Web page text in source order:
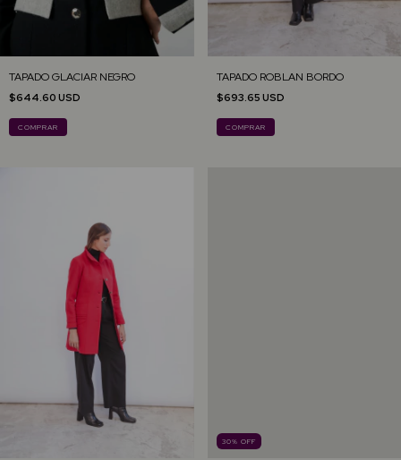
TAPADO GLACIAR NEGRO
$644.60 USD
COMPRAR
TAPADO ROBLAN BORDO
$693.65 USD
COMPRAR
30% OFF